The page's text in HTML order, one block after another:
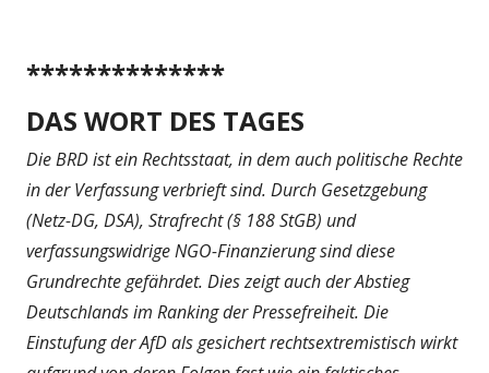
**************
DAS WORT DES TAGES
Die BRD ist ein Rechtsstaat, in dem auch politische Rechte
in der Verfassung verbrieft sind. Durch Gesetzgebung
(Netz-DG, DSA), Strafrecht (§ 188 StGB) und
verfassungswidrige NGO-Finanzierung sind diese
Grundrechte gefährdet. Dies zeigt auch der Abstieg
Deutschlands im Ranking der Pressefreiheit. Die
Einstufung der AfD als gesichert rechtsextremistisch wirkt